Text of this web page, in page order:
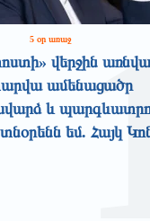
5 օր առաջ
վերջին
ամենացածր
և
եմ. Հայկ